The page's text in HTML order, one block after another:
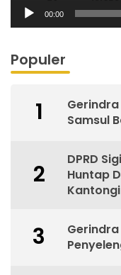
00:00
Populer
1
Samsul
2
DPRD
Huntap
3